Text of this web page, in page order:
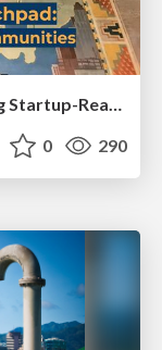
From Legacy to Launchpad: Building Startup-Ready Communities
0 290